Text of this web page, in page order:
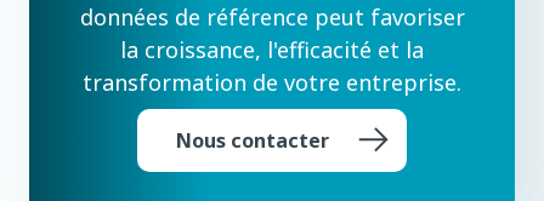
données de référence peut favoriser
la croissance, l'efficacité et la
transformation de votre entreprise.
Nous contacter